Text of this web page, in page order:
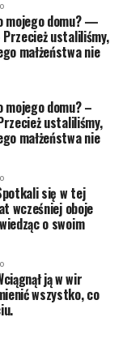
mojego domu? —
ustaliliśmy,
małżeństwa nie
domu? –
ustaliliśmy,
małżeństwa nie
się w tej
wcześniej oboje
o swoim
ją w wir
wszystko, co